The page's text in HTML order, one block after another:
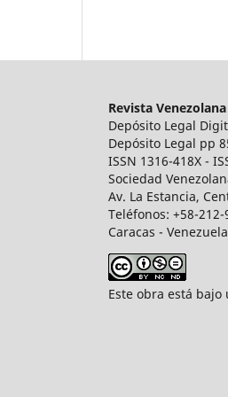
Revista
Depósito Legal
Depósito Legal pp
ISSN 1316-418X -
Sociedad
Av. La Estancia,
Teléfonos: +58-
Caracas -
Este obra está bajo